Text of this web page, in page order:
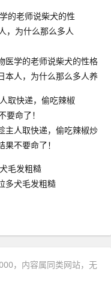
医学的老师说柴犬的性格
本人，为什么那么多人养
主人取快递，偷吃辣椒炒
果不要命了！
多犬毛发粗糙
，内容属同类网站，无